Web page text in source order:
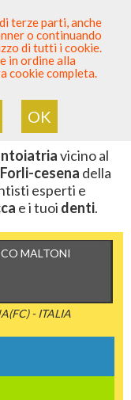
>Odontoiatria >Dentista
Cesena>Cesena
vicino al
Forli-cesena della
esperti e
e i tuoi denti.
MALTONI
- ITALIA
terze parti, anche
o continuando
di tutti i cookie.
in ordine alla
cookie completa.
OK